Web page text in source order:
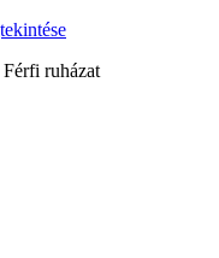
Férfi ruházat